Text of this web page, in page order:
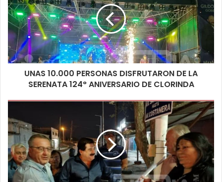
Para el cierre de este acto quedó la presentación de un cuadro
de danza con el que le terminaron de dar el color y la fiesta a
este encuentro del viernes 29 de septiembre en que se
conmemora el 124° aniversario de la ciudad de Clorinda.
UNAS 10.000 PERSONAS DISFRUTARON DE LA
SERENATA 124° ANIVERSARIO DE CLORINDA